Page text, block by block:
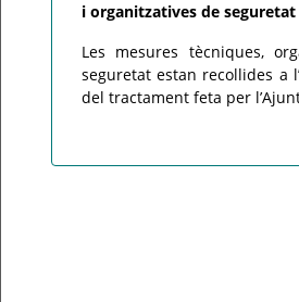
i organitzatives de seguretat
Les mesures tècniques,
seguretat estan recollides a
del tractament feta per